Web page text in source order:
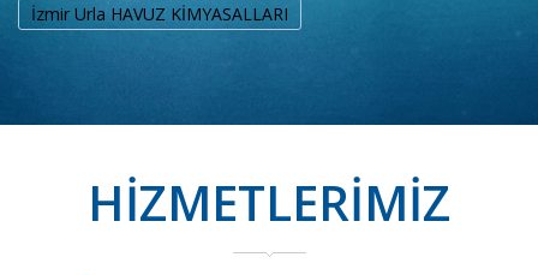
İzmir Urla HAVUZ KİMYASALLARI
HİZMETLERİMİZ